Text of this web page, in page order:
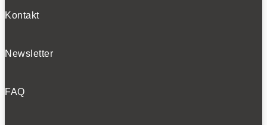
Kontakt
Newsletter
FAQ